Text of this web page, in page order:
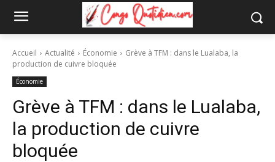
Accueil Actualité Économie
Grève à TFM : dans le Lualaba, la
production de cuivre bloquée
Économie
Grève à TFM : dans le Lualaba,
la production de cuivre
bloquée